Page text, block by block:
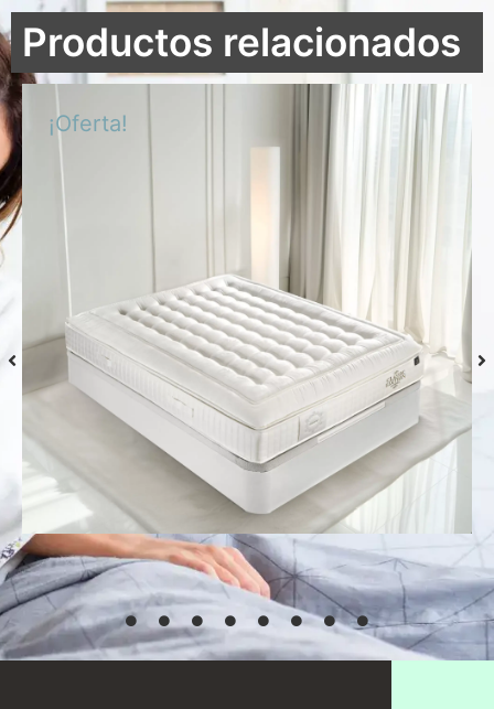
Productos relacionados
¡Oferta!
Colchón S-Grafeno Hannes
Desde 769,00 €
Seleccionar
opciones